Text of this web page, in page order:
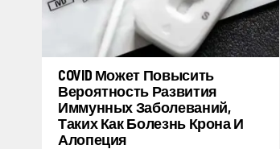
COVID Может Повысить
Вероятность Развития
Иммунных Заболеваний,
Таких Как Болезнь Крона И
Алопеция